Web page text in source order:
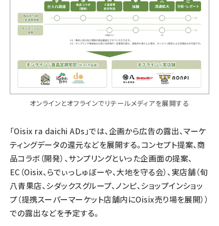
オンラインとオフラインでリテールメディアを展開する
「Oisix ra daichi ADs」では、企画から広告の露出、マーケ
ティングデータの還元などを展開する。コンセプト提案、商
品コラボ（開発）、サンプリングといった企画面の提案、
EC（Oisix、らでぃっしゅぼーや、大地を守る会）、実店舗（旬
八青果店、シダックスグループ、ノンピ、ショップインショッ
プ（提携スーパーマーケット店舗内にOisix売り場を展開））
での露出などを予定する。